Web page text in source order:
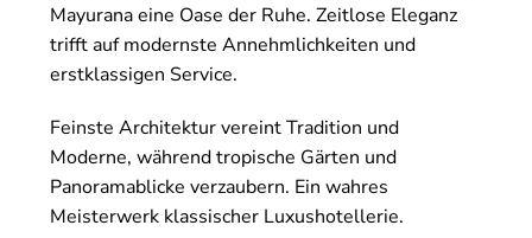
Mayurana eine Oase der Ruhe. Zeitlose Eleganz
trifft auf modernste Annehmlichkeiten und
erstklassigen Service.
Feinste Architektur vereint Tradition und
Moderne, während tropische Gärten und
Panoramablicke verzaubern. Ein wahres
Meisterwerk klassischer Luxushotellerie.